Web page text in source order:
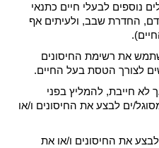
נוספים לבעלי חיים כתנאי
החדרת שבב, ולעיתים אף
את רשימת החיסונים
לצורך הטסת בעל החיים.
חייבת, להמליץ בפני
ים לבצע את החיסונים ו/או
את החיסונים ו/או את